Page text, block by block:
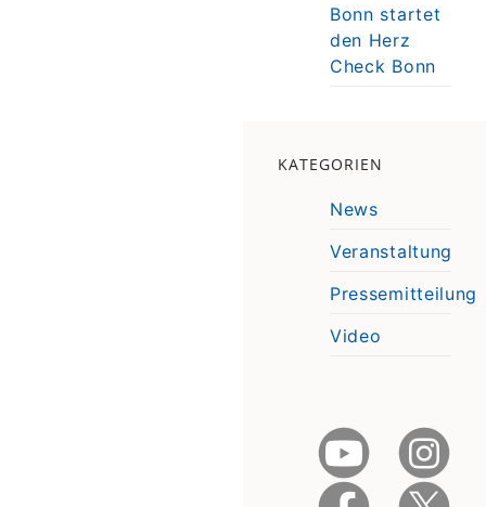
Bonn startet
den Herz
Check Bonn
KATEGORIEN
News
Veranstaltung
Pressemitteilung
Video